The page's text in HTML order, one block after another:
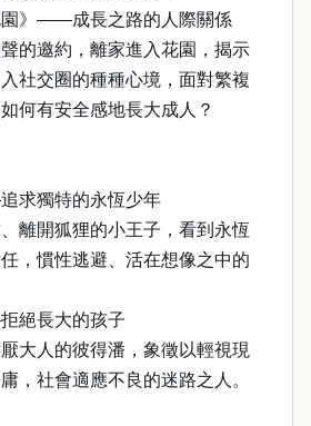
園》——成長之路的人際關係
的邀約，離家進入花園，揭示
社交圈的種種心境，面對繁複
何有安全感地長大成人？
求獨特的永恆少年
離開狐狸的小王子，看到永恆
，慣性逃避、活在想像之中的
絕長大的孩子
大人的彼得潘，象徵以輕視現
，社會適應不良的迷路之人。